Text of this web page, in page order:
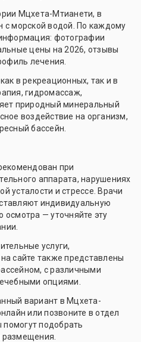
Мцхета-Мтианети, в
с морской водой. По каждому
фотографии
цены на 2026, отзывы
лечения.
в рекреационных, так и в
гидромассаж,
природный минеральный
воздействие на организм,
бассейн.
при
аппарата, нарушениях
усталости и стрессе. Врачи
индивидуальную
осмотра — уточняйте эту
услуги,
сайте также представлены
с различными
опциями.
вариант в Мцхета-
или позвоните в отдел
подобрать